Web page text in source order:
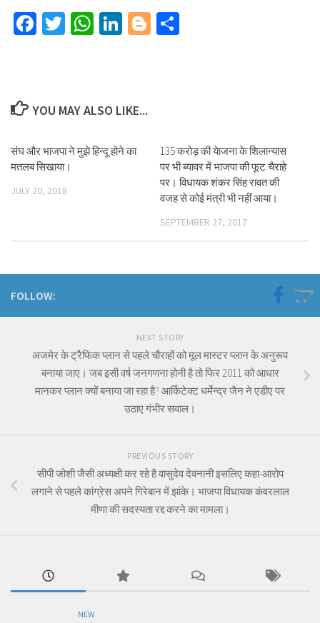
Facebook
TwitterWhatsApp
LinkedIn
Blogger
YOU MAY ALSO LIKE...
संघ और भाजपा ने मुझे हिन्दू होने का
मतलब सिखाया।
JULY 20, 2018
135 करोड़ की येाजना के शिलान्यास
पर भी ब्यावर में भाजपा की फूट चैराहे
पर। विधायक शंकर सिंह रावत की
वजह से कोई मंत्री भी नहीं आया।
SEPTEMBER 27, 2017
FOLLOW:
NEXT STORY
अजमेर के ट्रैफिक प्लान से पहले चौराहों को मूल मास्टर प्लान के अनुरूप
बनाया जाए। जब इसी वर्ष जनगणना होनी है तो फिर 2011 को आधार
मानकर प्लान क्यों बनाया जा रहा है? आर्किटेक्ट धर्मेन्द्र जैन ने एडीए पर
उठाए गंभीर सवाल।
PREVIOUS STORY
सीपी जोशी जैसी अध्यक्षी कर रहे है वासुदेव देवनानी इसलिए कहा-आरोप
लगाने से पहले कांग्रेस अपने गिरेबान में झांके। भाजपा विधायक कंवरलाल
मीणा की सदस्यता रद्द करने का मामला।
NEW